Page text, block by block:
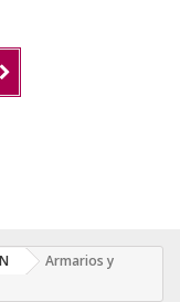
Armarios y